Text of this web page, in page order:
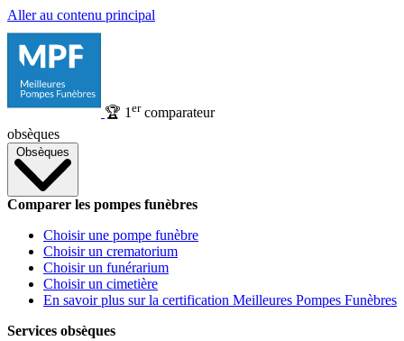
Aller au contenu principal
🏆 1 ercomparateur
obsèques
Obsèques
Comparer les pompes funèbres
Choisir une pompe funèbre
Choisir un crematorium
Choisir un funérarium
Choisir un cimetière
En savoir plus sur la certification Meilleures Pompes Funèbres
Services obsèques